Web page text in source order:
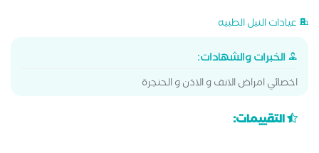
عيادات النيل الطبيه
الخبرات والشهادات:
اخصائي امراض الانف و الاذن و الحنجرة
التقييمات: